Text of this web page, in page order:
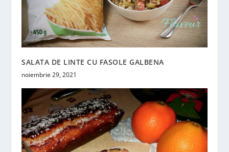
SALATA DE LINTE CU FASOLE GALBENA
noiembrie 29, 2021